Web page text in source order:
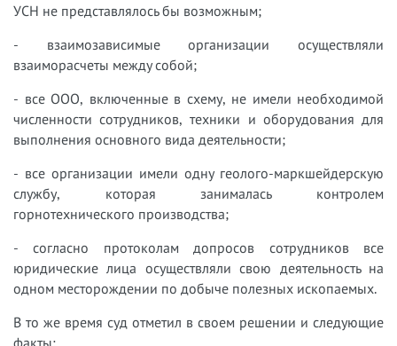
УСН не представлялось бы возможным;
- взаимозависимые организации осуществляли
взаиморасчеты между собой;
- все ООО, включенные в схему, не имели необходимой
численности сотрудников, техники и оборудования для
выполнения основного вида деятельности;
- все организации имели одну геолого-маркшейдерскую
службу, которая занималась контролем
горнотехнического производства;
- согласно протоколам допросов сотрудников все
юридические лица осуществляли свою деятельность на
одном месторождении по добыче полезных ископаемых.
В то же время суд отметил в своем решении и следующие
факты: